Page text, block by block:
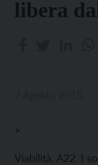
libera
>
Viabilità. A22. I